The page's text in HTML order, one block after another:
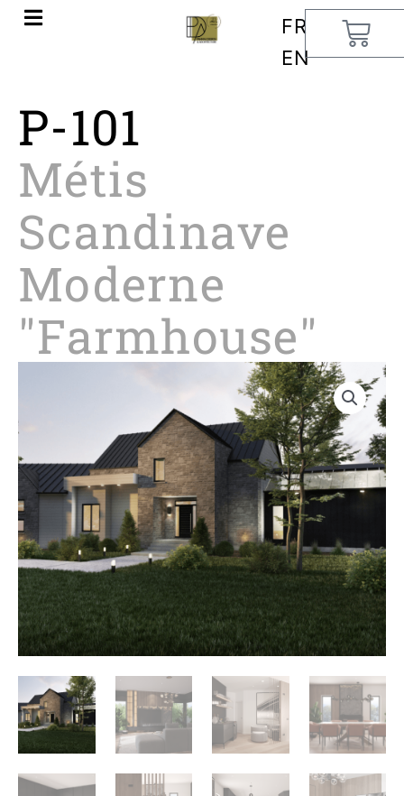
Aller
FR
EN
Cart
P-101
Métis
Scandinave
Moderne
"Farmhouse"